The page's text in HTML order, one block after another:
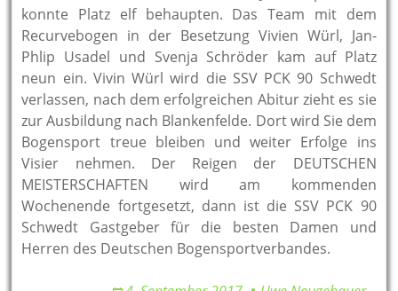
konnte Platz elf behaupten. Das Team mit dem
Recurvebogen in der Besetzung Vivien Würl, Jan-
Phlip Usadel und Svenja Schröder kam auf Platz
neun ein. Vivin Würl wird die SSV PCK 90 Schwedt
verlassen, nach dem erfolgreichen Abitur zieht es sie
zur Ausbildung nach Blankenfelde. Dort wird Sie dem
Bogensport treue bleiben und weiter Erfolge ins
Visier nehmen. Der Reigen der DEUTSCHEN
MEISTERSCHAFTEN wird am kommenden
Wochenende fortgesetzt, dann ist die SSV PCK 90
Schwedt Gastgeber für die besten Damen und
Herren des Deutschen Bogensportverbandes.